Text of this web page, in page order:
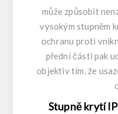
může způsobit
vysokým stupněm
ochranu proti
přední části pak
objektiv tím, že
Stupně krytí